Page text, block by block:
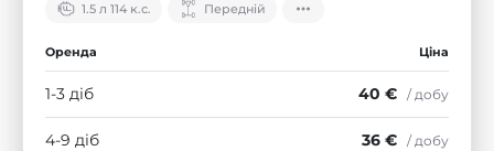
1.5 л 114 к.с. Передній
Оренда Ціна
1-3 діб 40 € / добу
4-9 діб 36 € / добу